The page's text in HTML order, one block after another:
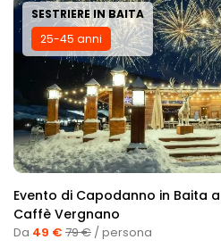
SESTRIERE IN BAITA
25-45 anni
Evento di Capodanno in Baita a
Caffè Vergnano
Da 49 € 79 € / persona